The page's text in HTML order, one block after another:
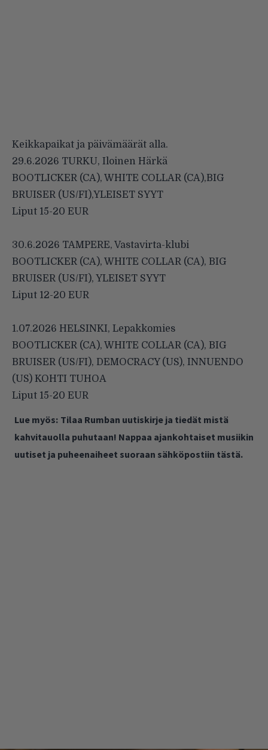
Keikkapaikat ja päivämäärät alla.
29.6.2026 TURKU, Iloinen Härkä
BOOTLICKER (CA), WHITE COLLAR (CA),BIG
BRUISER (US/FI),YLEISET SYYT
Liput 15-20 EUR
30.6.2026 TAMPERE, Vastavirta-klubi
BOOTLICKER (CA), WHITE COLLAR (CA), BIG
BRUISER (US/FI), YLEISET SYYT
Liput 12-20 EUR
1.07.2026 HELSINKI, Lepakkomies
BOOTLICKER (CA), WHITE COLLAR (CA), BIG
BRUISER (US/FI), DEMOCRACY (US), INNUENDO
(US) KOHTI TUHOA
Liput 15-20 EUR
Lue myös: Tilaa Rumban uutiskirje ja tiedät mistä
kahvitauolla puhutaan! Nappaa ajankohtaiset musiikin
uutiset ja puheenaiheet suoraan sähköpostiin tästä.